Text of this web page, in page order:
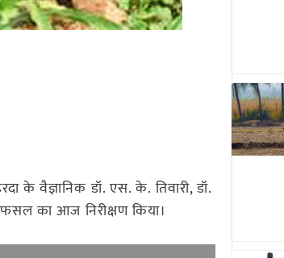
के वैज्ञानिक डॉ. एस. के. तिवारी, डॉ.
का आज निरीक्षण किया।